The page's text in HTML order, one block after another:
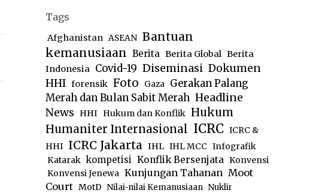
Tags
Afghanistan ASEAN Bantuan
kemanusiaan Berita Berita Global Berita
Indonesia Covid-19 Diseminasi Dokumen
HHI forensik Foto Gaza Gerakan Palang
Merah dan Bulan Sabit Merah Headline
News
HHI Hukum dan Konflik Hukum
Humaniter Internasional ICRC ICRC &
HHI ICRC Jakarta IHL IHL MCC Infografik
Katarak kompetisi Konflik Bersenjata Konvensi
Konvensi Jenewa Kunjungan Tahanan Moot
Court MotD Nilai-nilai Kemanusiaan Nuklir